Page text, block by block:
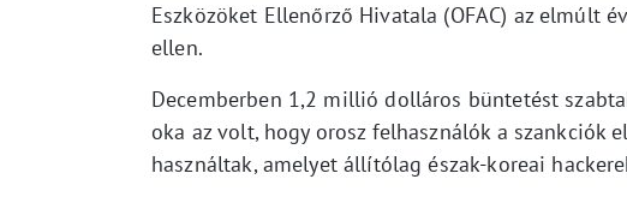
Eszközöket Ellenőrző Hivatala (OFAC) az elmúlt
ellen.
Decemberben 1,2 millió dolláros büntetést
oka az volt, hogy orosz felhasználók a szankciók
használtak, amelyet állítólag észak-koreai